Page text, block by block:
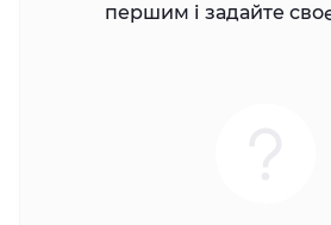
першим і задайте